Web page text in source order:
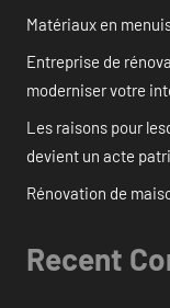
Matériaux en
Entreprise de
moderniser votre
Les raisons pour
devient un acte
Rénovation de
Recent